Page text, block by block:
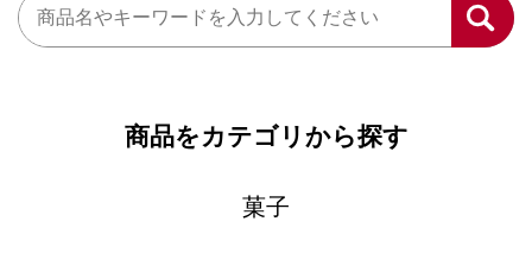
商品をカテゴリから探す
菓子